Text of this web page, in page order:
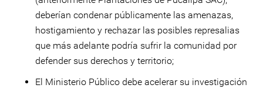
deberían condenar públicamente las amenazas,
hostigamiento y rechazar las posibles represalias
que más adelante podría sufrir la comunidad por
defender sus derechos y territorio;
El Ministerio Público debe acelerar su investigación